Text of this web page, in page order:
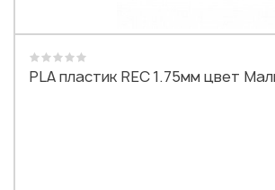
PLA пластик REC 1.75мм цвет